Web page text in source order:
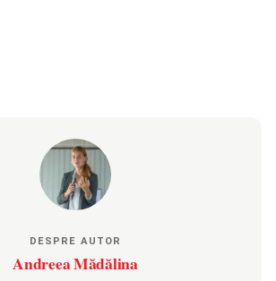
DESPRE AUTOR
Andreea Mădălina